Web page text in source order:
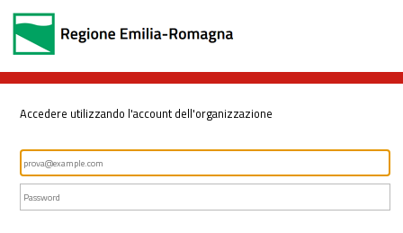
Accedere utilizzando l'account dell'organizzazione